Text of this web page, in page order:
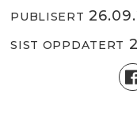
PUBLISERT
SIST OPPDATERT